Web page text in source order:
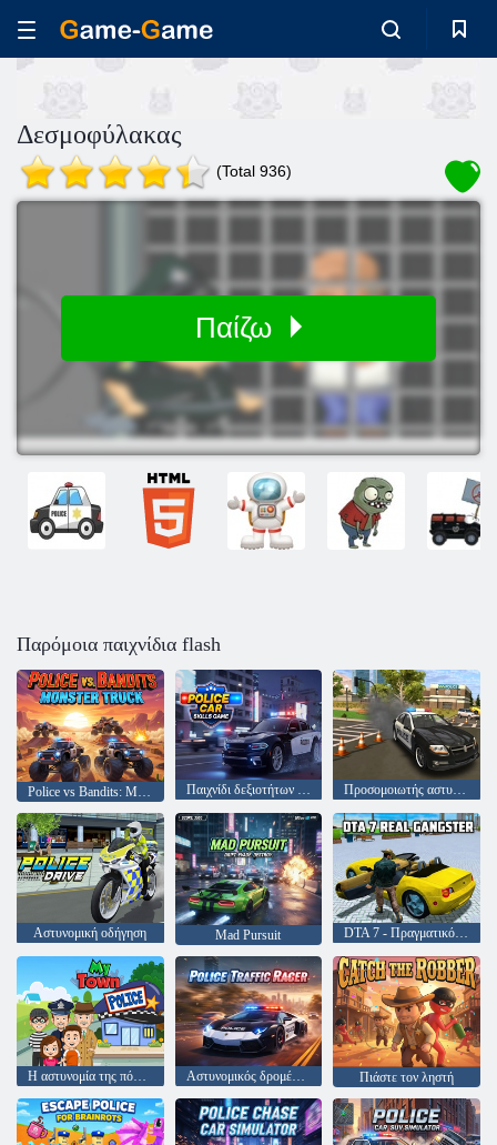
Δεσμοφύλακας
(Total 936)
Παίζω
Παρόμοια παιχνίδια flash
Police vs Bandits: Monster Truck Παιχνίδι δεξιοτήτων αστυνομικού αυτοκινήτου Προσομοιωτής αστυνομικών καταδίωξης αστυνομικών
Αστυνομική οδήγηση Mad Pursuit DTA 7 - Πραγματικός γκάνγκστερ
Η αστυνομία της πόλης μου Αστυνομικός δρομέας κυκλοφορίας Πιάστε τον ληστή